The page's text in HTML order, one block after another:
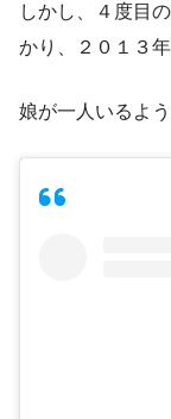
しかし、４度目
かり、２０１３
娘が一人いるよ